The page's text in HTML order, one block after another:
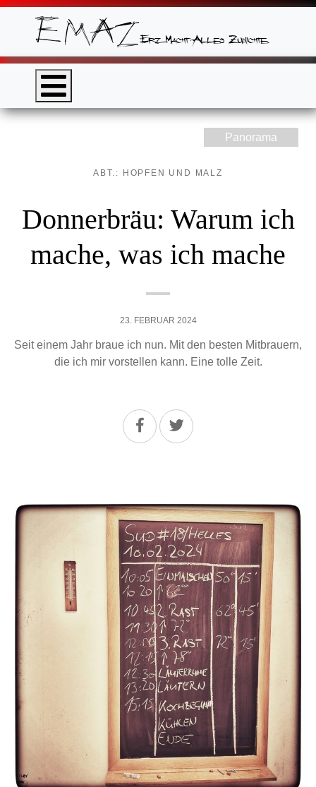
Panorama
ABT.: HOPFEN UND MALZ
Donnerbräu: Warum ich
mache, was ich mache
23. FEBRUAR 2024
Seit einem Jahr braue ich nun. Mit den besten Mitbrauern,
die ich mir vorstellen kann. Eine tolle Zeit.